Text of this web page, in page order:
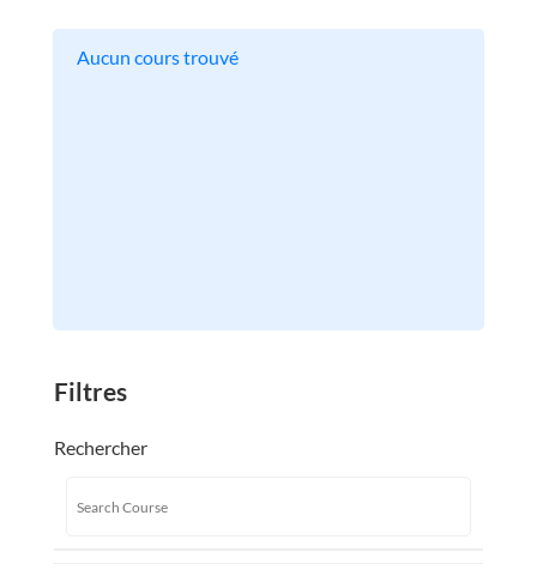
Aucun cours trouvé
Filtres
Rechercher